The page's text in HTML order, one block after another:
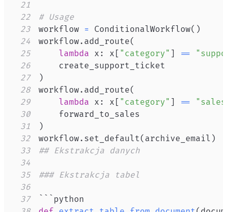
21
22
# Usage
23
workflow = ConditionalWorkflow( )
24
workflow. add_route(
25
lambda x : x [ "category" ] ==
26
27
)
28
workflow. add_route(
29
lambda x : x [ "category" ] ==
30
31
)
32
workflow. set_default( archive_email )
33
## Ekstrakcja danych
34
35
### Ekstrakcja tabel
36
37